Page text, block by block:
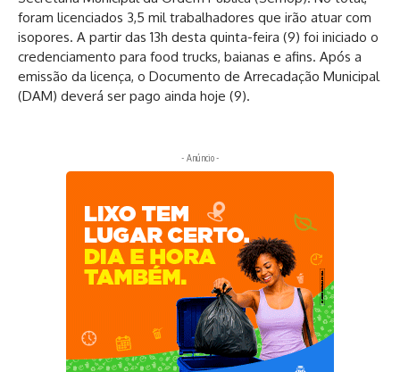
foram licenciados 3,5 mil trabalhadores que irão atuar com
isopores. A partir das 13h desta quinta-feira (9) foi iniciado o
credenciamento para food trucks, baianas e afins. Após a
emissão da licença, o Documento de Arrecadação Municipal
(DAM) deverá ser pago ainda hoje (9).
- Anúncio -